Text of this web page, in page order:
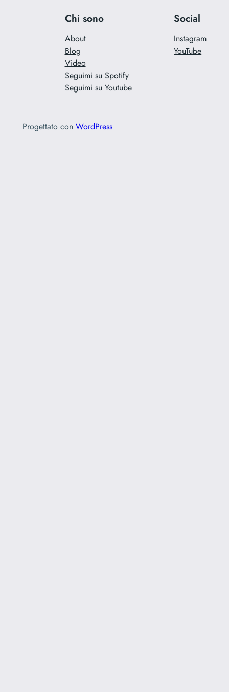
d’oro
Chi sono
About
Blog
Video
Seguimi su Spotify
Seguimi su Youtube
Social
Instagram
YouTube
Progettato con WordPress